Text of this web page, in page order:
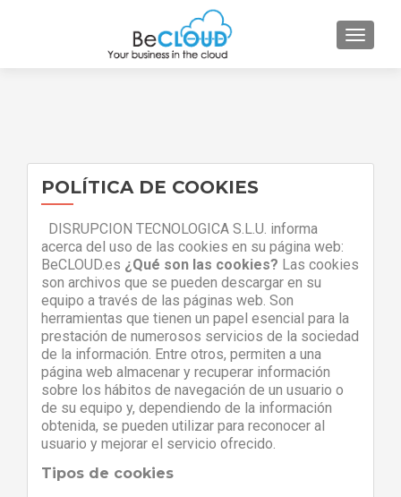
POLÍTICA DE COOKIES
DISRUPCION TECNOLOGICA S.L.U. informa
acerca del uso de las cookies en su página web:
BeCLOUD.es ¿Qué son las cookies? Las cookies
son archivos que se pueden descargar en su
equipo a través de las páginas web. Son
herramientas que tienen un papel esencial para la
prestación de numerosos servicios de la sociedad
de la información. Entre otros, permiten a una
página web almacenar y recuperar información
sobre los hábitos de navegación de un usuario o
de su equipo y, dependiendo de la información
obtenida, se pueden utilizar para reconocer al
usuario y mejorar el servicio ofrecido.
Tipos de cookies